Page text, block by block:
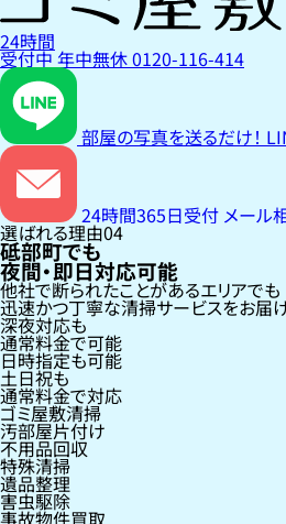
24時間
受付中年中無休0120-116-414
部屋の写真を送るだけ！
24時間365日受付 メール
選ばれる理由04
砥部町でも
夜間・即日対応可能
他社で断られたことがあるエリアでも
迅速かつ丁寧な清掃サービスをお届け
深夜対応も
通常料金で可能
日時指定も可能
土日祝も
通常料金で対応
ゴミ屋敷清掃
汚部屋片付け
不用品回収
特殊清掃
遺品整理
害虫駆除